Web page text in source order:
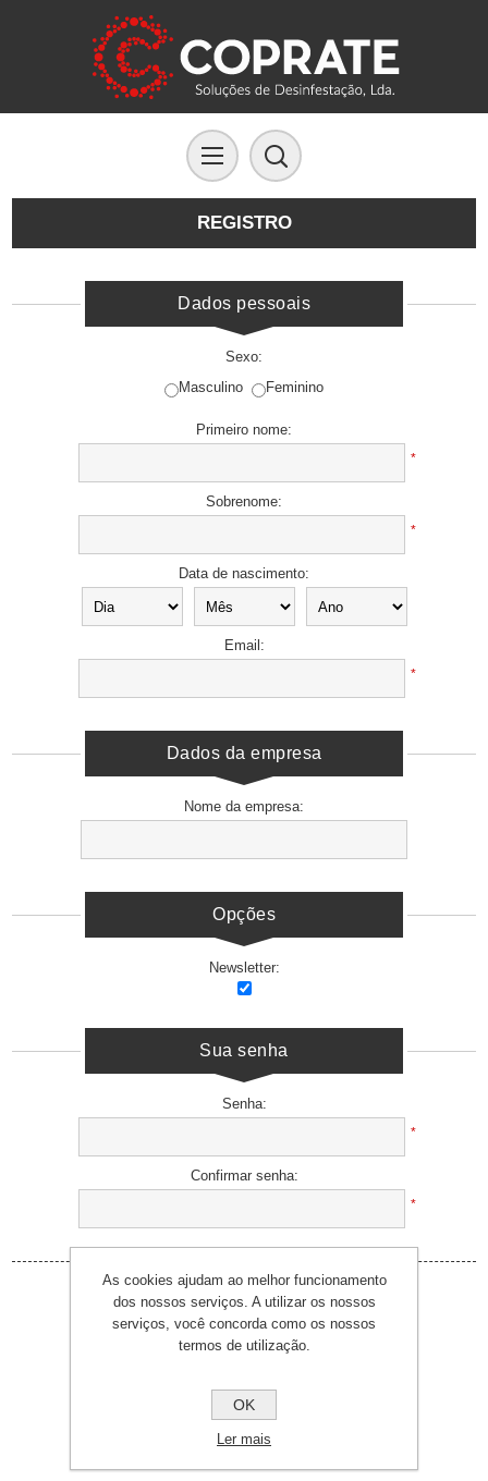
REGISTRO
Dados pessoais
Sexo:
Masculino
Feminino
Primeiro nome:
*
Sobrenome:
*
Data de nascimento:
Email:
*
Dados da empresa
Nome da empresa:
Opções
Newsletter:
Sua senha
Senha:
*
Confirmar senha:
*
As cookies ajudam ao melhor funcionamento
dos nossos serviços. A utilizar os nossos
serviços, você concorda como os nossos
termos de utilização.
OK
Ler mais